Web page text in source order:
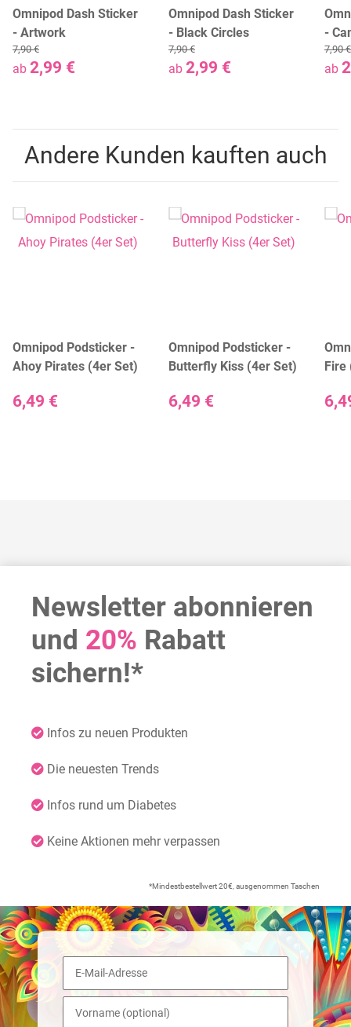
Omnipod Dash Sticker
- Artwork
ab 2,99 €
7,90 €
Omnipod Dash Sticker
- Black Circles
ab 2,99 €
7,90 €
-
ab
7,90 €
Andere Kunden kauften auch
Omnipod Podsticker -
Ahoy Pirates (4er Set)
6,49 €
Omnipod Podsticker -
Butterfly Kiss (4er Set)
6,49 €
Fire
Newsletter abonnieren
und 20% Rabatt
sichern!*
Infos zu neuen Produkten
Die neuesten Trends
Infos rund um Diabetes
Keine Aktionen mehr verpassen
*Mindestbestellwert 20€, ausgenommen Taschen